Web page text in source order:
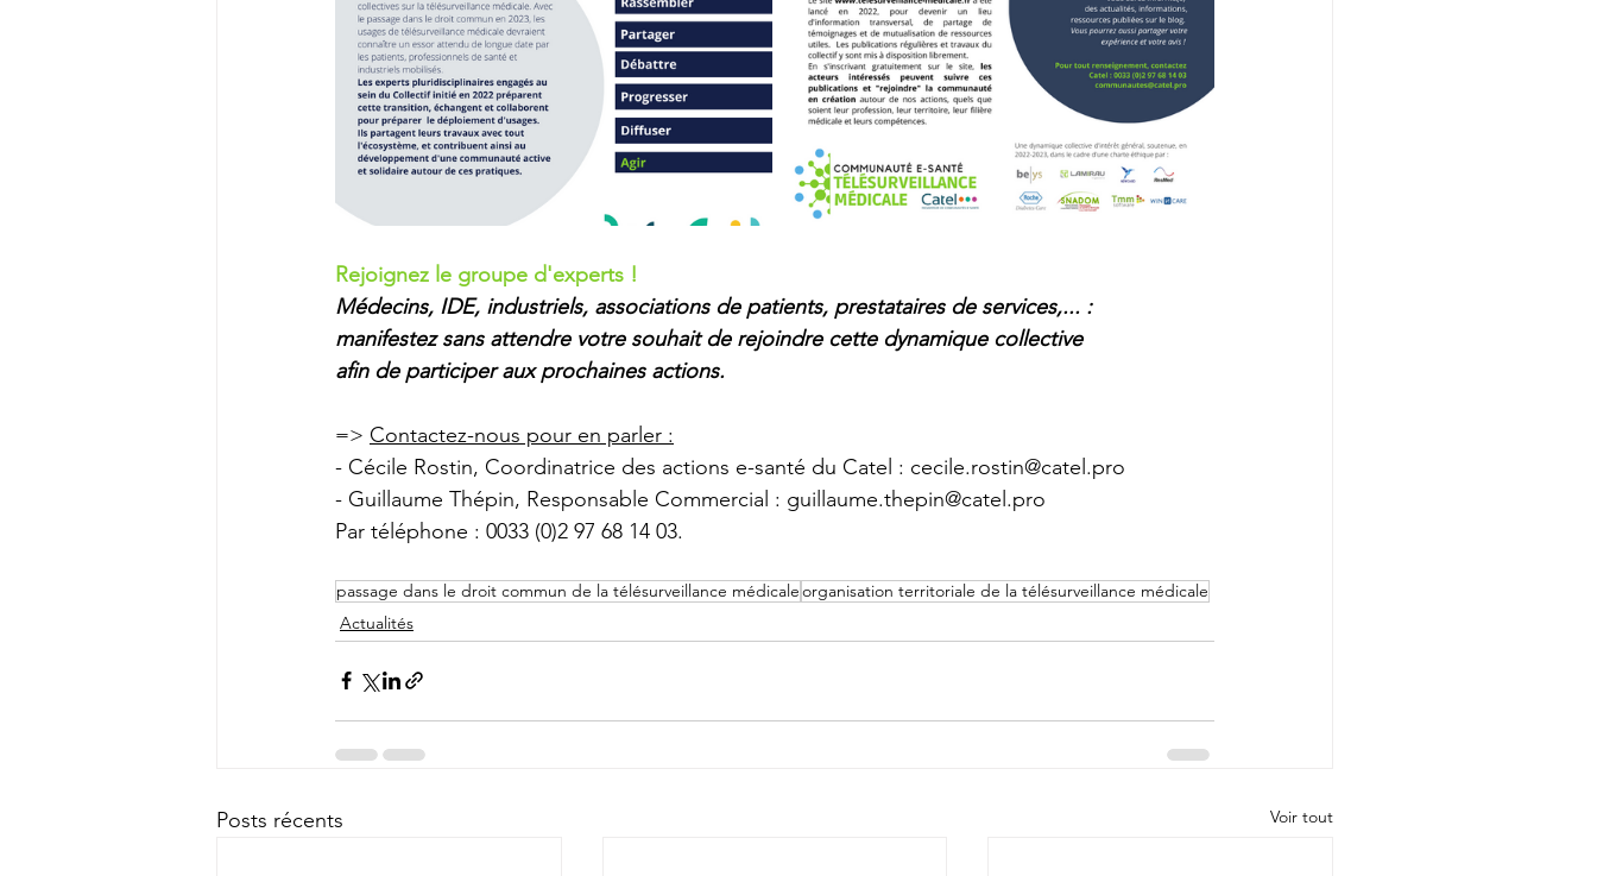
Rejoignez le groupe d'experts !
Médecins, IDE, industriels, associations de patients, prestataires de services,... :
manifestez sans attendre votre souhait de rejoindre cette dynamique collective
afin de participer aux prochaines actions.
=> Contactez-nous pour en parler :
- Cécile Rostin, Coordinatrice des actions e-santé du Catel : cecile.rostin@catel.pro
- Guillaume Thépin, Responsable Commercial : guillaume.thepin@catel.pro
Par téléphone : 0033 (0)2 97 68 14 03.
passage dans le droit commun de la télésurveillance médicaleorganisation territoriale de la télésurveillance médicale
Actualités
Posts récents Voir tout